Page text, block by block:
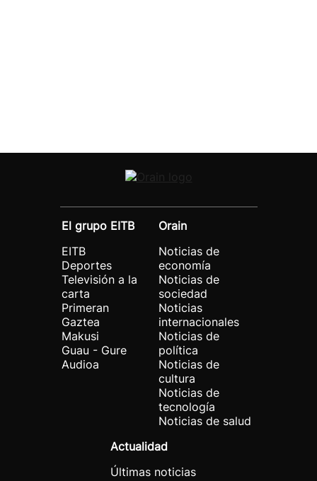
El grupo EITB
EITB
Deportes
Televisión a la
carta
Primeran
Gaztea
Makusi
Guau - Gure
Audioa
Orain
Noticias de
economía
Noticias de
sociedad
Noticias
internacionales
Noticias de
política
Noticias de
cultura
Noticias de
tecnología
Noticias de salud
Actualidad
Últimas noticias